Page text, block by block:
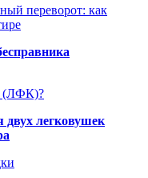
переворот: как
(ЛФК)?
двух легковушек